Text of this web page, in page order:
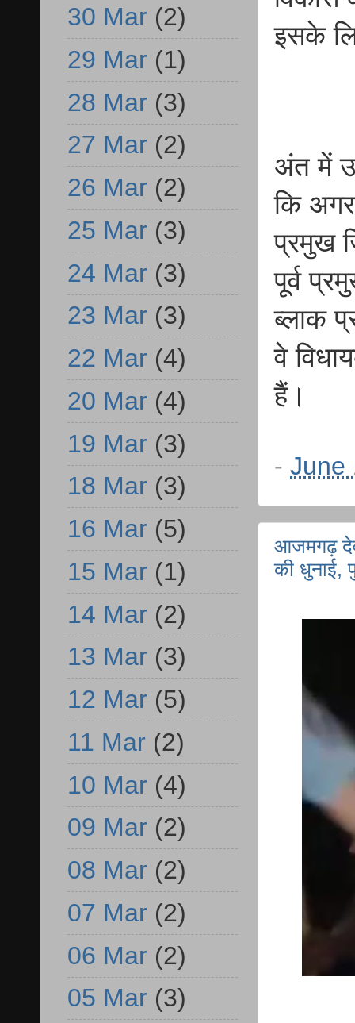
इसके
अंत में
कि
प्रमुख
पूर्व
ब्लाक
वे
हैं।
- June
आजमगढ़
की धुनाई,
30 Mar (2)
29 Mar (1)
28 Mar (3)
27 Mar (2)
26 Mar (2)
25 Mar (3)
24 Mar (3)
23 Mar (3)
22 Mar (4)
20 Mar (4)
19 Mar (3)
18 Mar (3)
16 Mar (5)
15 Mar (1)
14 Mar (2)
13 Mar (3)
12 Mar (5)
11 Mar (2)
10 Mar (4)
09 Mar (2)
08 Mar (2)
07 Mar (2)
06 Mar (2)
05 Mar (3)